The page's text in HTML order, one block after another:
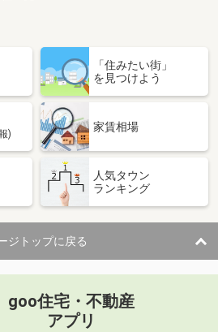
「住みたい街」
を見つけよう
)
家賃相場
人気タウン
ランキング
ジトップに戻る
goo住宅・不動産
アプリ